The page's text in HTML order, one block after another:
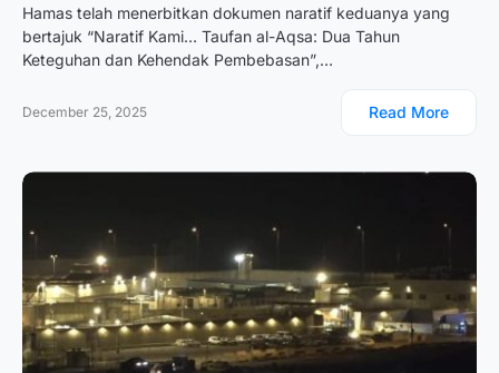
Hamas telah menerbitkan dokumen naratif keduanya yang
bertajuk “Naratif Kami… Taufan al-Aqsa: Dua Tahun
Keteguhan dan Kehendak Pembebasan”,…
December 25, 2025 Read More